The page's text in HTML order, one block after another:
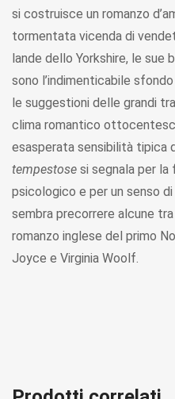
si costruisce un romanzo
tormentata vicenda di
lande dello Yorkshire, le sue
sono l’indimenticabile
le suggestioni delle grandi
clima romantico
esasperata sensibilità tipica
tempestose si segnala per la
psicologico e per un senso
sembra precorrere alcune
romanzo inglese del primo
Joyce e Virginia Woolf.